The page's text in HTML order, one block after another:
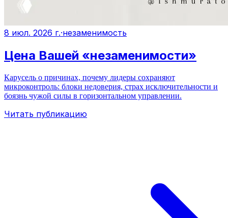
8 июл. 2026 г.·незаменимость
Цена Вашей «незаменимости»
Карусель о причинах, почему лидеры сохраняют
микроконтроль: блоки недоверия, страх исключительности и
боязнь чужой силы в горизонтальном управлении.
Читать публикацию